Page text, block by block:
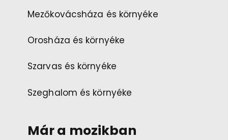
Mezőkovácsháza és környéke
Orosháza és környéke
Szarvas és környéke
Szeghalom és környéke
Már a mozikban